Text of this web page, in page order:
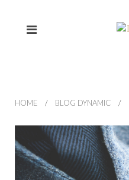
HOME BLOG DYNAMIC